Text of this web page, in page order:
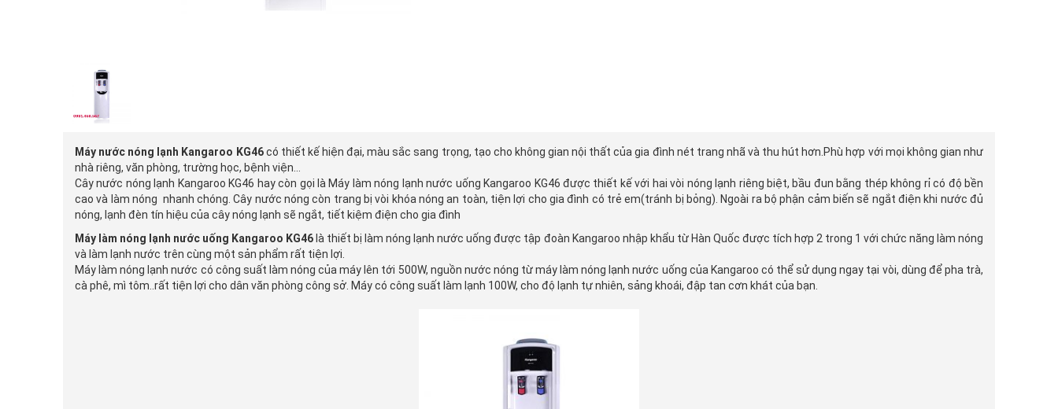
Máy nước nóng lạnh Kangaroo KG46có thiết kế hiện đại, màu sắc sang trọng, tạo cho không gian nội thất của gia đình nét trang nhã và thu hút hơn.Phù hợp với mọi không gian như
nhà riêng, văn phòng, trường học, bệnh viện…
Cây nước nóng lạnh Kangaroo KG46 hay còn gọi là Máy làm nóng lạnh nước uống Kangaroo KG46 được thiết kế với hai vòi nóng lạnh riêng biệt, bầu đun bằng thép không rỉ có độ bền
cao và làm nóng nhanh chóng. Cây nước nóng còn trang bị vòi khóa nóng an toàn, tiện lợi cho gia đình có trẻ em(tránh bị bỏng). Ngoài ra bộ phận cảm biến sẽ ngắt điện khi nước đủ
nóng, lạnh đèn tín hiệu của cây nóng lạnh sẽ ngắt, tiết kiệm điện cho gia đình
Máy làm nóng lạnh nước uống Kangaroo KG46 là thiết bị làm nóng lạnh nước uống được tập đoàn Kangaroo nhập khẩu từ Hàn Quốc được tích hợp 2 trong 1 với chức năng làm nóng
và làm lạnh nước trên cùng một sản phẩm rất tiện lợi.
Máy làm nóng lạnh nước có công suất làm nóng của máy lên tới 500W, nguồn nước nóng từ máy làm nóng lạnh nước uống của Kangaroo có thể sử dụng ngay tại vòi, dùng để pha trà,
cà phê, mì tôm..rất tiện lợi cho dân văn phòng công sở. Máy có công suất làm lạnh 100W, cho độ lạnh tự nhiên, sảng khoái, đập tan cơn khát của bạn.